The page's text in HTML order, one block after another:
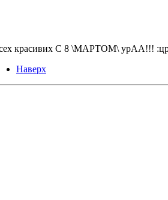
красивих С 8 \МАРТОМ\ урАА!!!
Наверх